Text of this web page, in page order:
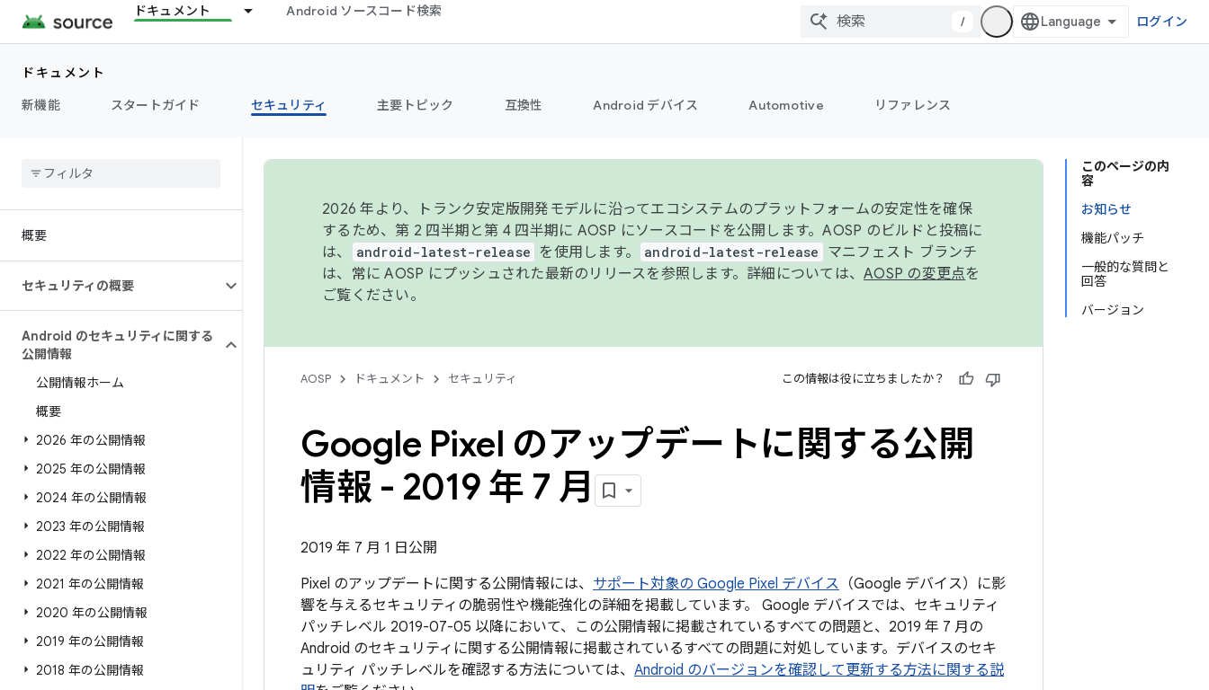
ドキュメント Android ソースコード検索
/ ログイン
ドキュメント
新機能
スタートガイド セキュリティ 主要トピック 互換性 Android デバイス Automotive リファレンス
概要
セキュリティの概要
Android のセキュリティに関する
公開情報
公開情報ホーム
概要
2026 年の公開情報
2025 年の公開情報
2024 年の公開情報
2023 年の公開情報
2022 年の公開情報
2021 年の公開情報
2020 年の公開情報
2019 年の公開情報
2018 年の公開情報
このページの内
容
お知らせ
機能パッチ
一般的な質問と
回答
バージョン
2026 年より、トランク安定版開発モデルに沿ってエコシステムのプラットフォームの安定性を確保
するため、第 2 四半期と第 4 四半期に AOSP にソースコードを公開します。AOSP のビルドと投稿に
は、
android-latest-release を使用します。 android-latest-release
マニフェスト ブランチ
は、常に AOSP にプッシュされた最新のリリースを参照します。詳細については、 AOSP の変更点を
ご覧ください。
AOSP ドキュメント セキュリティ この情報は役に立ちましたか？
Google Pixel のアップデートに関する公開
情報 - 2019 年 7 月
2019 年 7 月 1 日公開
Pixel のアップデートに関する公開情報には、 サポート対象の Google Pixel デバイス （Google デバイス）に影
響を与えるセキュリティの脆弱性や機能強化の詳細を掲載しています。 Google デバイスでは、セキュリティ
パッチレベル 2019-07-05 以降において、この公開情報に掲載されているすべての問題と、2019 年 7 月の
Android のセキュリティに関する公開情報に掲載されているすべての問題に対処しています。デバイスのセキ
ュリティ パッチレベルを確認する方法については、 Android のバージョンを確認して更新する方法に関する説